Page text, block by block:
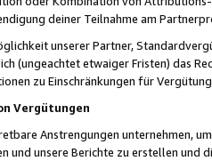
deiner Teilnahme am
unserer Partner,
(ungeachtet etwaiger Fristen) das
zu Einschränkungen für
Vergütungen
Anstrengungen unternehmen,
und unsere Berichte zu erstellen und